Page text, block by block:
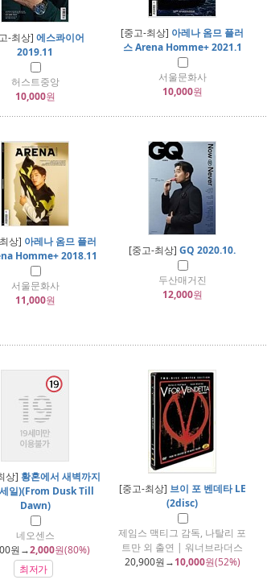
-최상] 에스콰이어
2019.11
허스트중앙
10,000원
[중고-최상] 아레나 옴므 플러
스 Arena Homme+ 2021.1
서울문화사
10,000원
상] 아레나 옴므 플러
Homme+ 2018.11
서울문화사
11,000원
[중고-최상] GQ 2020.10.
두산매거진
12,000원
상] 황혼에서 새벽까지
일)(From Dusk Till
Dawn)
네오센스
원→2,000원(80%)
최저가
[중고-최상] 브이 포 벤데타 LE
(2disc)
제임스 맥티그 감독, 나탈리 포
트만 외 출연 | 워너브라더스
20,900원→10,000원(52%)